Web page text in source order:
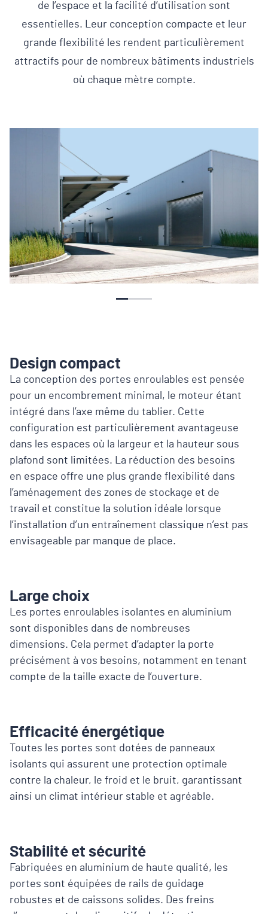
de l’espace et la facilité d’utilisation sont
essentielles. Leur conception compacte et leur
grande flexibilité les rendent particulièrement
attractifs pour de nombreux bâtiments industriels
où chaque mètre compte.
Design compact
La conception des portes enroulables est pensée
pour un encombrement minimal, le moteur étant
intégré dans l’axe même du tablier. Cette
configuration est particulièrement avantageuse
dans les espaces où la largeur et la hauteur sous
plafond sont limitées. La réduction des besoins
en espace offre une plus grande flexibilité dans
l’aménagement des zones de stockage et de
travail et constitue la solution idéale lorsque
l’installation d’un entraînement classique n’est pas
envisageable par manque de place.
Large choix
Les portes enroulables isolantes en aluminium
sont disponibles dans de nombreuses
dimensions. Cela permet d’adapter la porte
précisément à vos besoins, notamment en tenant
compte de la taille exacte de l’ouverture.
Efficacité énergétique
Toutes les portes sont dotées de panneaux
isolants qui assurent une protection optimale
contre la chaleur, le froid et le bruit, garantissant
ainsi un climat intérieur stable et agréable.
Stabilité et sécurité
Fabriquées en aluminium de haute qualité, les
portes sont équipées de rails de guidage
robustes et de caissons solides. Des freins